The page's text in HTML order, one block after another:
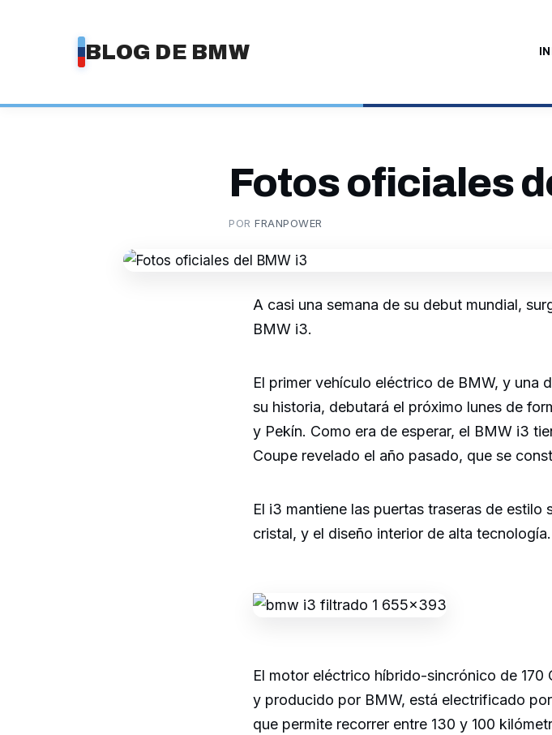
BLOG DE BMW
Fotos oficiales
PORFRANPOWER
A casi una semana de su debut mundial,
BMW i3.
El primer vehículo eléctrico de BMW, y una
su historia, debutará el próximo lunes de
y Pekín. Como era de esperar, el BMW i3
Coupe revelado el año pasado, que se
El i3 mantiene las puertas traseras de
cristal, y el diseño interior de alta tecnología.
El motor eléctrico híbrido-sincrónico de
y producido por BMW, está electrificado
que permite recorrer entre 130 y 100